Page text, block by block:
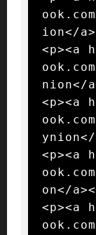
ion</
<p><a
nion</
<p><a
ynion</
<p><a
on</
<p><a